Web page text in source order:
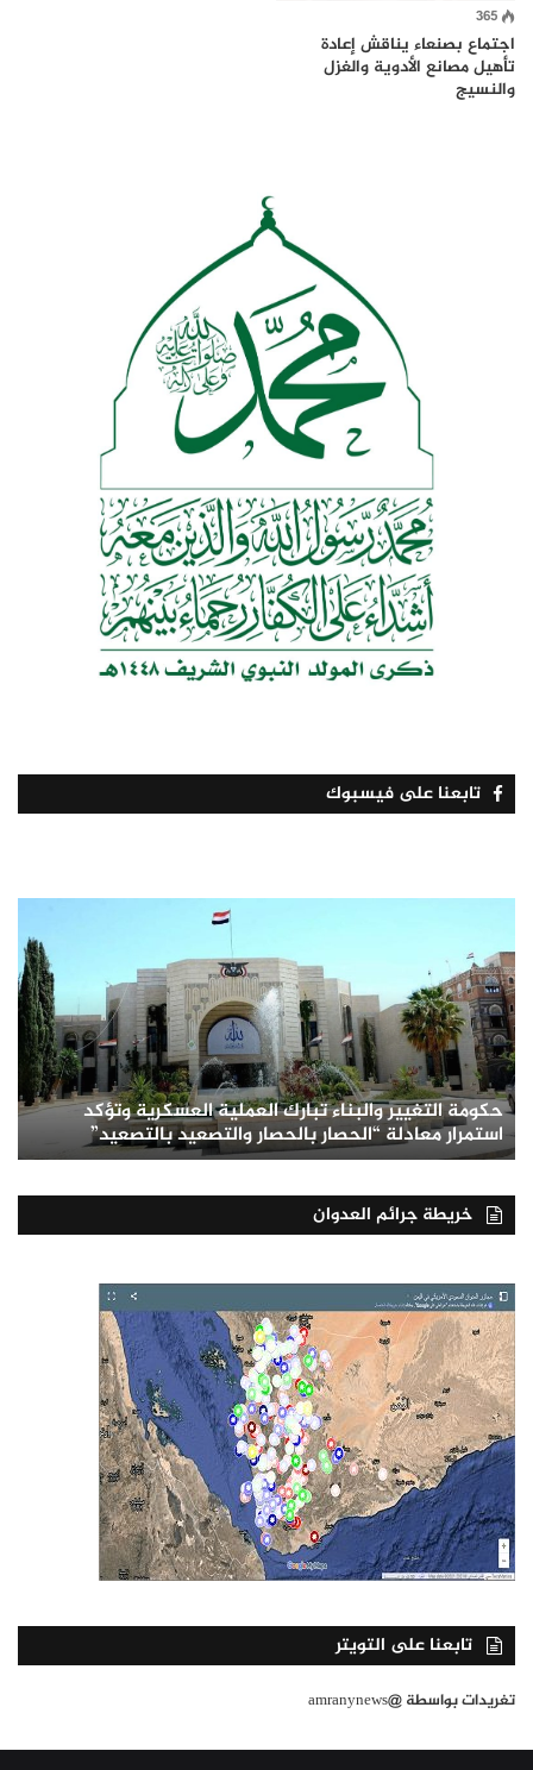
365
اجتماع بصنعاء يناقش إعادة
تأهيل مصانع الأدوية والغزل
والنسيج
تابعنا على فيسبوك
حكومة التغيير والبناء تبارك العملية العسكرية وتؤكد
استمرار معادلة “الحصار بالحصار والتصعيد بالتصعيد”
خريطة جرائم العدوان
تابعنا على التويتر
تغريدات بواسطة @amranynews